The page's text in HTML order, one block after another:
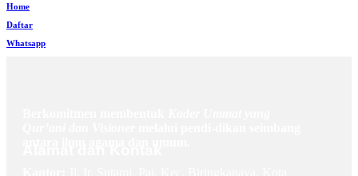
Home
Daftar
Whatsapp